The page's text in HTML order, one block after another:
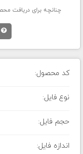
چنانچه برای دریافت
کد محصول:
نوع فایل:
حجم فایل:
اندازه فایل: